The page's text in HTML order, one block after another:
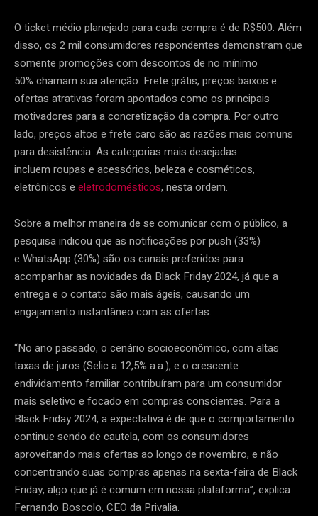
O ticket médio planejado para cada compra é de R$500. Além
disso, os 2 mil consumidores respondentes demonstram que
somente promoções com descontos de no mínimo
50% chamam sua atenção. Frete grátis, preços baixos e
ofertas atrativas foram apontados como os principais
motivadores para a concretização da compra. Por outro
lado, preços altos e frete caro são as razões mais comuns
para desistência. As categorias mais desejadas
incluem roupas e acessórios, beleza e cosméticos,
eletrônicos e eletrodomésticos, nesta ordem.
Sobre a melhor maneira de se comunicar com o público, a
pesquisa indicou que as notificações por push (33%)
e WhatsApp (30%) são os canais preferidos para
acompanhar as novidades da Black Friday 2024, já que a
entrega e o contato são mais ágeis, causando um
engajamento instantâneo com as ofertas.
“No ano passado, o cenário socioeconômico, com altas
taxas de juros (Selic a 12,5% a.a.), e o crescente
endividamento familiar contribuíram para um consumidor
mais seletivo e focado em compras conscientes. Para a
Black Friday 2024, a expectativa é de que o comportamento
continue sendo de cautela, com os consumidores
aproveitando mais ofertas ao longo de novembro, e não
concentrando suas compras apenas na sexta-feira de Black
Friday, algo que já é comum em nossa plataforma”, explica
Fernando Boscolo, CEO da Privalia.